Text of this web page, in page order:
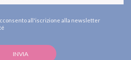
all'iscrizione alla newsletter